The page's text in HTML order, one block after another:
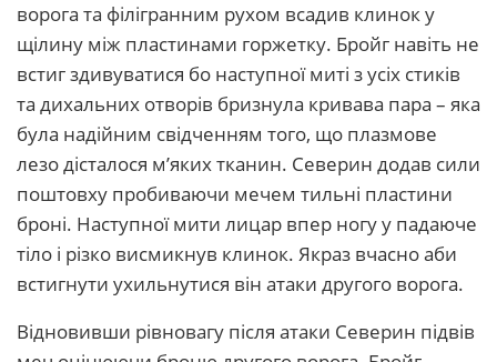
ворога та філігранним рухом всадив клинок у
щілину між пластинами горжетку. Бройг навіть не
встиг здивуватися бо наступної миті з усіх стиків
та дихальних отворів бризнула кривава пара – яка
була надійним свідченням того, що плазмове
лезо дісталося м’яких тканин. Северин додав сили
поштовху пробиваючи мечем тильні пластини
броні. Наступної мити лицар впер ногу у падаюче
тіло і різко висмикнув клинок. Якраз вчасно аби
встигнути ухильнутися він атаки другого ворога.
Відновивши рівновагу після атаки Северин підвів